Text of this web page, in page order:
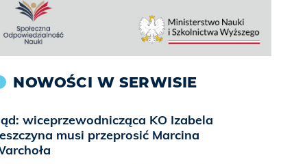
NOWOŚCI W SERWISIE
wiceprzewodnicząca KO Izabela
musi przeprosić Marcina